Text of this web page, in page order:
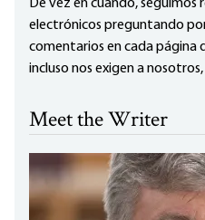
De vez en cuando, seguimos
electrónicos preguntando
comentarios en cada página
incluso nos exigen a nosotros,
Meet the Writer